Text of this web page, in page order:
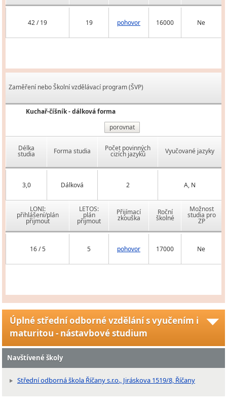
42 / 19 19 pohovor 16000 Ne
Zaměření nebo Školní vzdělávací program (ŠVP)
Kuchař-číšník - dálková forma
porovnat
Délka
studia Forma studia Počet povinných
cizích jazyků Vyučované jazyky
3,0 Dálková 2 A, N
LONI:
přihlášení/plán
přijmout
LETOS:
plán
přijmout
Přijímací
zkouška
Roční
školné
Možnost
studia pro
ZP
16 / 5 5 pohovor 17000 Ne
Úplné střední odborné vzdělání s vyučením i
maturitou - nástavbové studium
Navštívené školy
Střední odborná škola Říčany s.r.o., Jiráskova 1519/8, Říčany